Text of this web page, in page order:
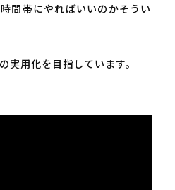
間帯にやればいいのかそうい
実用化を目指しています。